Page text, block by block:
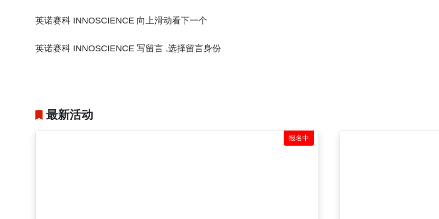
英诺赛科 INNOSCIENCE 向上滑动看下一个
英诺赛科 INNOSCIENCE 写留言 ,选择留言身份
最新活动
报名中